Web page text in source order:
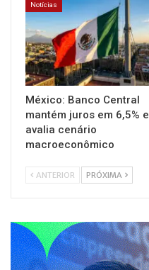
Notícias
México: Banco Central
mantém juros em 6,5% e
avalia cenário
macroeconômico
ANTERIOR PRÓXIMA